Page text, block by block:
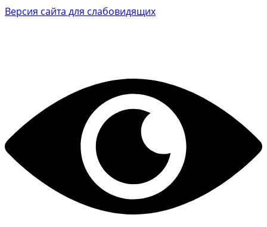
Версия сайта для слабовидящих